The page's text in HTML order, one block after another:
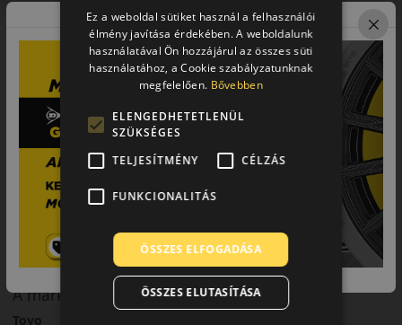
Bemutató videó a mintáról
A márka
Toyo
Ez a weboldal sütiket használ a felhasználói
élmény javítása érdekében. A weboldalunk
használatával Ön hozzájárul az összes süti
használatához, a Cookie szabályzatunknak
megfelelően. Bővebben
ELENGEDHETETLENÜL
SZÜKSÉGES
TELJESÍTMÉNY
CÉLZÁS
FUNKCIONALITÁS
ÖSSZES ELFOGADÁSA
ÖSSZES ELUTASÍTÁSA